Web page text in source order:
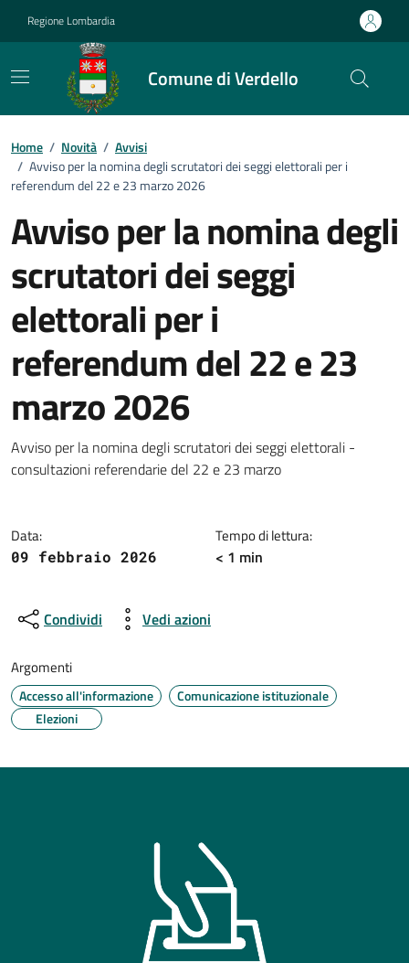
Regione Lombardia
Comune di Verdello
Home / Novità / Avvisi
/ Avviso per la nomina degli scrutatori dei seggi elettorali per i
referendum del 22 e 23 marzo 2026
Avviso per la nomina degli
scrutatori dei seggi
elettorali per i
referendum del 22 e 23
marzo 2026
Dettagli della notizia
Avviso per la nomina degli scrutatori dei seggi elettorali -
consultazioni referendarie del 22 e 23 marzo
Data:
09 febbraio 2026
Tempo di lettura:
< 1 min
Condividi Vedi azioni
Argomenti
Accesso all'informazione
Comunicazione istituzionale
Elezioni